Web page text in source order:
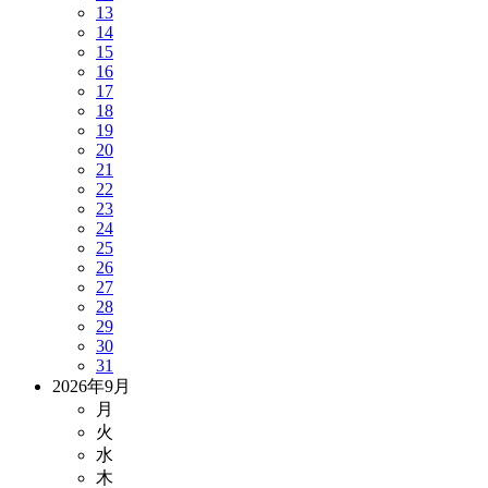
13
14
15
16
17
18
19
20
21
22
23
24
25
26
27
28
29
30
31
2026年9月
月
火
水
木